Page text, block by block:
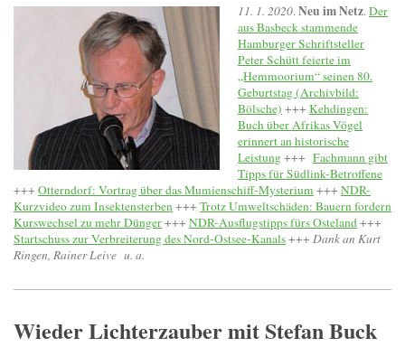
11. 1. 2020.Neu im Netz.Der
aus Basbeck stammende
Hamburger Schriftsteller
Peter Schütt feierte im
„Hemmoorium“ seinen 80.
Geburtstag (Archivbild:
Bölsche) +++ Kehdingen:
Buch über Afrikas Vögel
erinnert an historische
Leistung+++ Fachmann gibt
Tipps für Südlink-Betroffene
+++ Otterndorf: Vortrag über das Mumienschiff-Mysterium +++ NDR-
Kurzvideo zum Insektensterben+++ Trotz Umweltschäden: Bauern fordern
Kurswechsel zu mehr Dünger+++ NDR-Ausflugstipps fürs Osteland+++
Startschuss zur Verbreiterung des Nord-Ostsee-Kanals+++ Dank an Kurt
Ringen, Rainer Leive u. a.
Wieder Lichterzauber mit Stefan Buck